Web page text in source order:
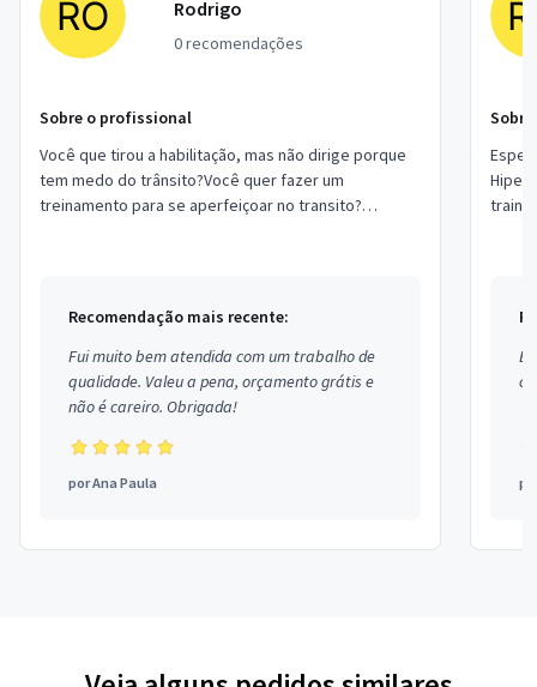
Rodrigo
0 recomendações
Sobre o profissional
Você que tirou a habilitação, mas não dirige porque
tem medo do trânsito?Você quer fazer um
treinamento para se aperfeiçoar no transito?
Recomendação mais recente:
Fui muito bem atendida com um trabalho de
qualidade. Valeu a pena, orçamento grátis e
não é careiro. Obrigada!
porAna Paula